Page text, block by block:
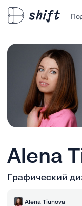
Alena
Графический
Alena Tiunova